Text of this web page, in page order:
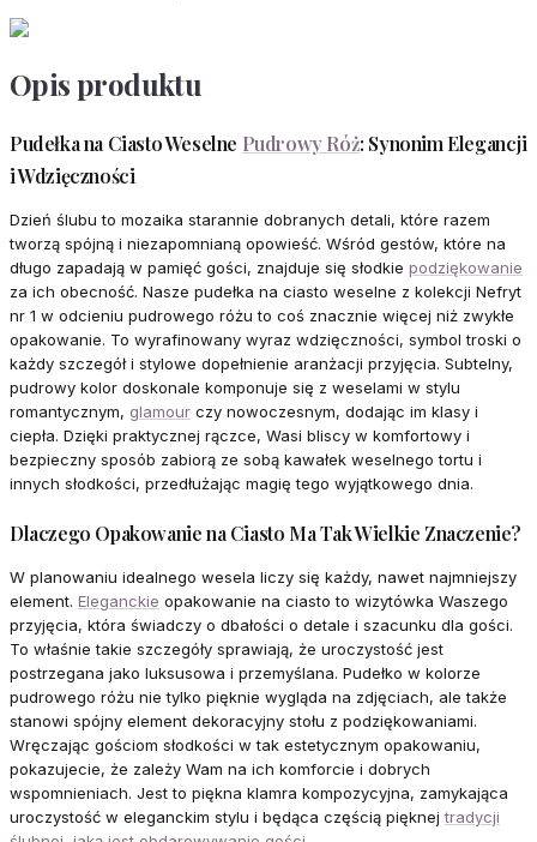
Opis produktu
Pudełka na Ciasto Weselne Pudrowy Róż: Synonim Elegancji
i Wdzięczności
Dzień ślubu to mozaika starannie dobranych detali, które razem
tworzą spójną i niezapomnianą opowieść. Wśród gestów, które na
długo zapadają w pamięć gości, znajduje się słodkie podziękowanie
za ich obecność. Nasze pudełka na ciasto weselne z kolekcji Nefryt
nr 1 w odcieniu pudrowego różu to coś znacznie więcej niż zwykłe
opakowanie. To wyrafinowany wyraz wdzięczności, symbol troski o
każdy szczegół i stylowe dopełnienie aranżacji przyjęcia. Subtelny,
pudrowy kolor doskonale komponuje się z weselami w stylu
romantycznym, glamour czy nowoczesnym, dodając im klasy i
ciepła. Dzięki praktycznej rączce, Wasi bliscy w komfortowy i
bezpieczny sposób zabiorą ze sobą kawałek weselnego tortu i
innych słodkości, przedłużając magię tego wyjątkowego dnia.
Dlaczego Opakowanie na Ciasto Ma Tak Wielkie Znaczenie?
W planowaniu idealnego wesela liczy się każdy, nawet najmniejszy
element. Eleganckie opakowanie na ciasto to wizytówka Waszego
przyjęcia, która świadczy o dbałości o detale i szacunku dla gości.
To właśnie takie szczegóły sprawiają, że uroczystość jest
postrzegana jako luksusowa i przemyślana. Pudełko w kolorze
pudrowego różu nie tylko pięknie wygląda na zdjęciach, ale także
stanowi spójny element dekoracyjny stołu z podziękowaniami.
Wręczając gościom słodkości w tak estetycznym opakowaniu,
pokazujecie, że zależy Wam na ich komforcie i dobrych
wspomnieniach. Jest to piękna klamra kompozycyjna, zamykająca
uroczystość w eleganckim stylu i będąca częścią pięknejtradycji